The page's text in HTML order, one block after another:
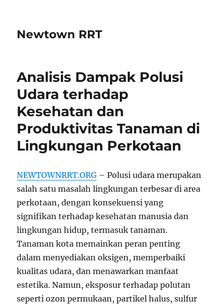
Newtown RRT
Analisis Dampak Polusi
Udara terhadap
Kesehatan dan
Produktivitas Tanaman di
Lingkungan Perkotaan
NEWTOWNRRT.ORG – Polusi udara merupakan
salah satu masalah lingkungan terbesar di area
perkotaan, dengan konsekuensi yang
signifikan terhadap kesehatan manusia dan
lingkungan hidup, termasuk tanaman.
Tanaman kota memainkan peran penting
dalam menyediakan oksigen, memperbaiki
kualitas udara, dan menawarkan manfaat
estetika. Namun, eksposur terhadap polutan
seperti ozon permukaan, partikel halus, sulfur